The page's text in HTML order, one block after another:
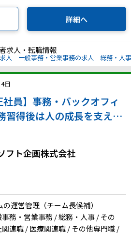
詳細へ
求人・転職情報
人 一般事務・営業事務の求人 総務・人
日
社員】事務・バックオフィ
習得後は人の成長を支える
計に携わりステップアッ
日）
フト企画株式会社
運営管理（チーム長候補）
務・営業事務 / 総務・人事 / その
連職 / 医療関連職 / その他専門職 /